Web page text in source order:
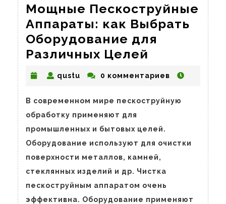
Мощные Пескоструйные
Аппараты: как Выбрать
Оборудование для
Различных Целей
Аппараты:
как
для
Различных
Целей
qustu qustu0 комментариев
В современном мире пескоструйную
обработку применяют для
промышленных и бытовых целей.
Оборудование используют для очистки
поверхности металлов, камней,
стеклянных изделий и др. Чистка
пескоструйным аппаратом очень
эффективна. Оборудование применяют